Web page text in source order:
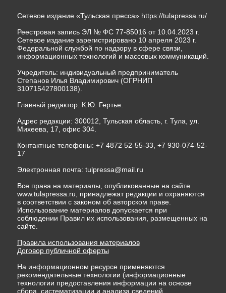
Сетевое издание «Тульская пресса» https://tulapressa.ru/
Реестровая запись ЭЛ № ФС 77-85016 от 10.04.2023 г.
Сетевое издание зарегистрировано 10 апреля 2023 г.
Федеральной службой по надзору в сфере связи,
информационных технологий и массовых коммуникаций.
Учредитель: индивидуальный предприниматель
Степанов Илья Владимирович (ОГРНИП
310715427800138).
Главный редактор: К.Ю. Гертье.
Адрес редакции: 300012, Тульская область, г. Тула, ул.
Михеева, 17, офис 304.
Контактные телефоны: +7 4872 52-55-33, +7 930-074-52-
17
Электронная почта: tulpressa@mail.ru
Все права на материалы, опубликованные на сайте
www.tulapressa.ru, принадлежат редакции и охраняются
в соответствии с законом об авторском праве.
Использование материалов допускается при
соблюдении Правил их использования, размещенных на
сайте.
Правила использования материалов
Договор публичной оферты
На информационном ресурсе применяются
рекомендательные технологии (информационные
технологии предоставления информации на основе
сбора, систематизации и анализа сведений,